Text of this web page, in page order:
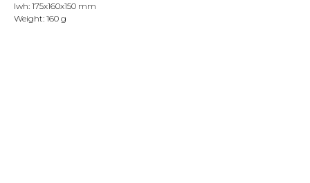
lwh: 175x160x150 mm
Weight: 160 g